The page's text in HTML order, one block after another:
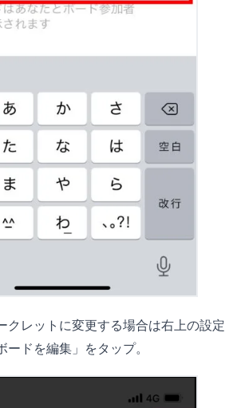
クレットに変更する場合は右上の設定
ドを編集」をタップ。